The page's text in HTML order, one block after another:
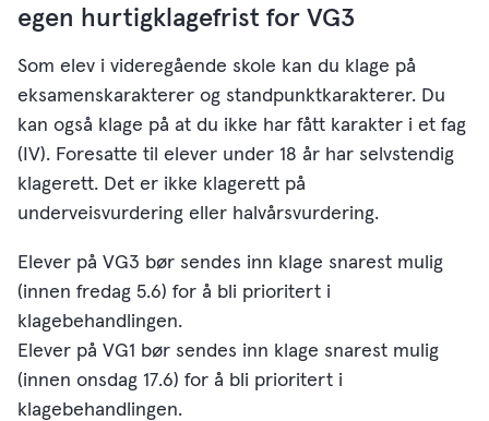
egen hurtigklagefrist for VG3
Som elev i videregående skole kan du klage på
eksamenskarakterer og standpunktkarakterer. Du
kan også klage på at du ikke har fått karakter i et fag
(IV). Foresatte til elever under 18 år har selvstendig
klagerett. Det er ikke klagerett på
underveisvurdering eller halvårsvurdering.
Elever på VG3 bør sendes inn klage snarest mulig
(innen fredag 5.6) for å bli prioritert i
klagebehandlingen.
Elever på VG1 bør sendes inn klage snarest mulig
(innen onsdag 17.6) for å bli prioritert i
klagebehandlingen.